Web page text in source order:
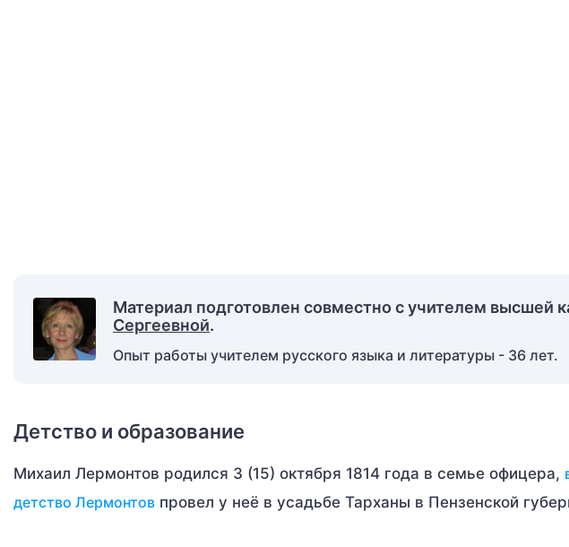
Материал подготовлен совместно с учителем высшей
Сергеевной.
Опыт работы учителем русского языка и литературы - 36 лет.
Детство и образование
Михаил Лермонтов родился 3 (15) октября 1814 года в семье офицера,
детство Лермонтов провел у неё в усадьбе Тарханы в Пензенской